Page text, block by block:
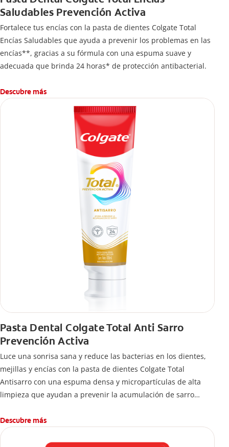
Saludables Prevención Activa
Fortalece tus encías con la pasta de dientes Colgate Total
Encías Saludables que ayuda a prevenir los problemas en las
encías**, gracias a su fórmula con una espuma suave y
adecuada que brinda 24 horas* de protección antibacterial.
Descubre más
Pasta Dental Colgate Total Anti Sarro
Prevención Activa
Luce una sonrisa sana y reduce las bacterias en los dientes,
mejillas y encías con la pasta de dientes Colgate Total
Antisarro con una espuma densa y micropartículas de alta
limpieza que ayudan a prevenir la acumulación de sarro
Descubre más